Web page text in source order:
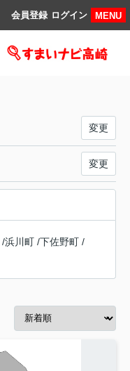
MENU
ログイン
会員登録
変更
変更
/浜川町 /下佐野町 /